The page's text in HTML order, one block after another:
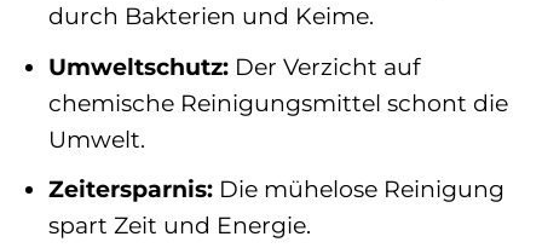
durch Bakterien und Keime.
Umweltschutz:Der Verzicht auf
chemische Reinigungsmittel schont die
Umwelt.
Zeitersparnis:Die mühelose Reinigung
spart Zeit und Energie.